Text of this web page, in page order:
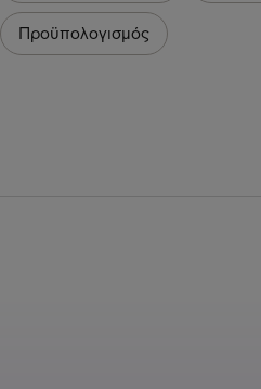
Προϋπολογισμός